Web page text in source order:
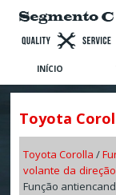
INÍCIO
Toyota
Toyota Corolla /
volante da
Função